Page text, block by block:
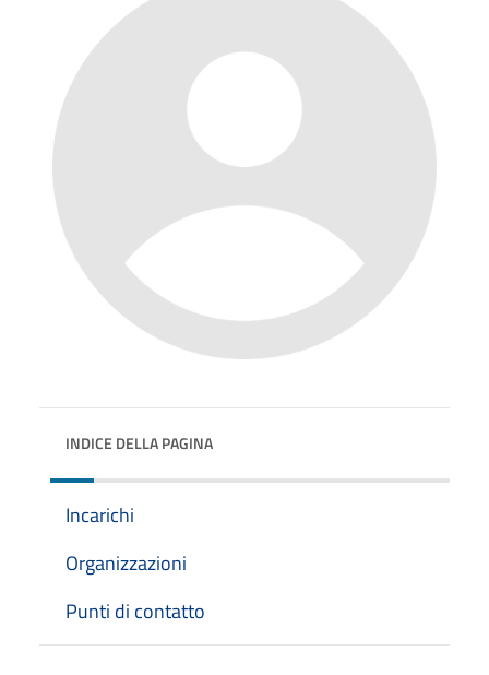
INDICE DELLA PAGINA
Incarichi
Organizzazioni
Punti di contatto